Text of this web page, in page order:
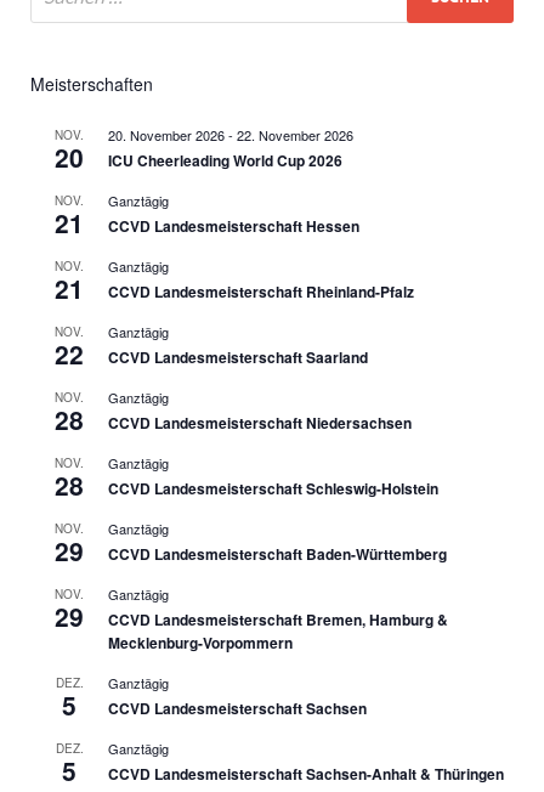
Meisterschaften
NOV.
20
20. November 2026- 22. November 2026
ICU Cheerleading World Cup 2026
NOV.
21
Ganztägig
CCVD Landesmeisterschaft Hessen
NOV.
21
Ganztägig
CCVD Landesmeisterschaft Rheinland-Pfalz
NOV.
22
Ganztägig
CCVD Landesmeisterschaft Saarland
NOV.
28
Ganztägig
CCVD Landesmeisterschaft Niedersachsen
NOV.
28
Ganztägig
CCVD Landesmeisterschaft Schleswig-Holstein
NOV.
29
Ganztägig
CCVD Landesmeisterschaft Baden-Württemberg
NOV.
29
Ganztägig
CCVD Landesmeisterschaft Bremen, Hamburg &
Mecklenburg-Vorpommern
DEZ.
5
Ganztägig
CCVD Landesmeisterschaft Sachsen
DEZ.
5
Ganztägig
CCVD Landesmeisterschaft Sachsen-Anhalt & Thüringen